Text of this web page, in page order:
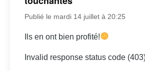
Publié le mardi 14 juillet à 20:25
Ils en ont bien profité!
Invalid response status code